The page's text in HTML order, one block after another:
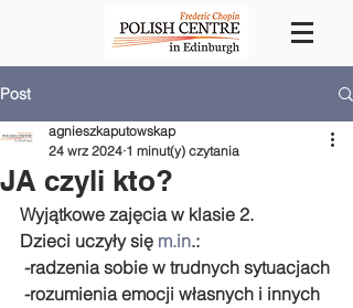
Post
JA czyli kto?
agnieszkaputowskap
24 wrz 2024 1 minut(y) czytania
Wyjątkowe zajęcia w klasie 2.
Dzieci uczyły się m.in.:
-radzenia sobie w trudnych sytuacjach
-rozumienia emocji własnych i innych